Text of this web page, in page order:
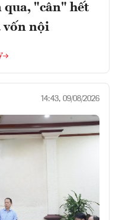
"cân" hết
vốn nội
14:43, 09/08/2026